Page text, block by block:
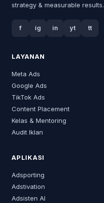
strategy & measurable results.
f ig in yt tt
LAYANAN
Meta Ads
Google Ads
TikTok Ads
Content Placement
Kelas & Mentoring
Audit Iklan
APLIKASI
Adsporting
Adstivation
Adsisten AI